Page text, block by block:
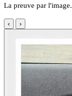
La preuve par l'image.
‹ ›